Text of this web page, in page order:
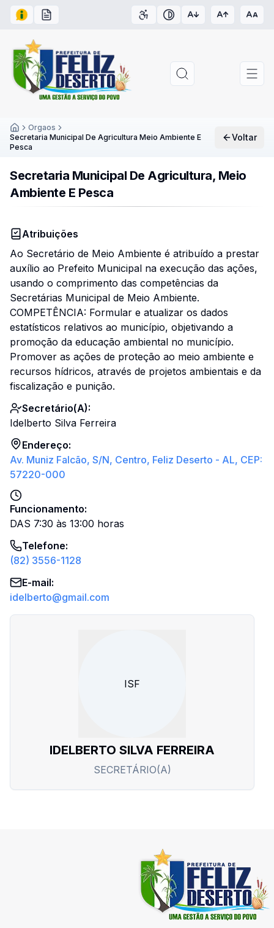
Acesso à Informação
Carta de Serviços Acessibilidade
Contraste
Inicío
Orgaos
Secretaria Municipal De Agricultura Meio Ambiente E
Pesca
Voltar
Secretaria Municipal De Agricultura, Meio
Ambiente E Pesca
Atribuições
Ao Secretário de Meio Ambiente é atribuído a prestar
auxílio ao Prefeito Municipal na execução das ações,
usando o comprimento das competências da
Secretárias Municipal de Meio Ambiente.
COMPETÊNCIA: Formular e atualizar os dados
estatísticos relativos ao município, objetivando a
promoção da educação ambiental no município.
Promover as ações de proteção ao meio ambiente e
recursos hídricos, através de projetos ambientais e da
fiscalização e punição.
Secretário(a):
Idelberto Silva Ferreira
Endereço:
Av. Muniz Falcão, S/n, Centro, Feliz Deserto - AL, CEP:
57220-000
Funcionamento:
DAS 7:30 às 13:00 horas
Telefone:
(82) 3556-1128
E-mail:
idelberto@gmail.com
ISF
IDELBERTO SILVA FERREIRA
SECRETÁRIO(A)